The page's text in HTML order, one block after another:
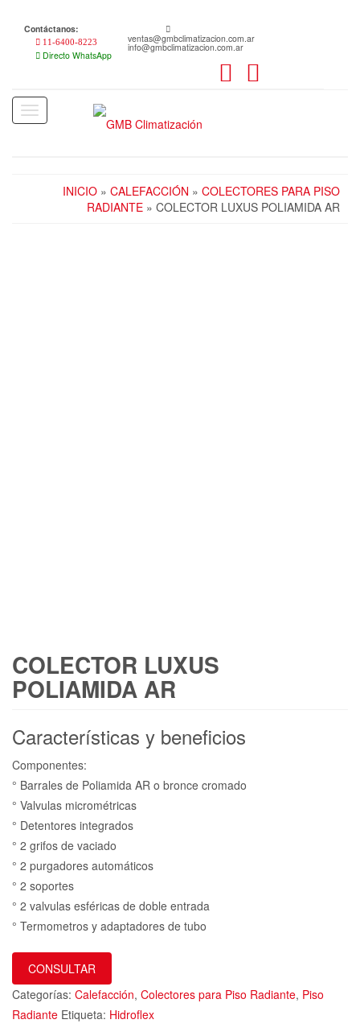
content
Contáctanos:
11-6400-8223
Directo WhatsApp
ventas@gmbclimatizacion.com.ar
info@gmbclimatizacion.com.ar
Toggle
navigation
INICIO » CALEFACCIÓN » COLECTORES PARA PISO
RADIANTE » COLECTOR LUXUS POLIAMIDA AR
COLECTOR LUXUS
POLIAMIDA AR
Características y beneficios
Componentes:
° Barrales de Poliamida AR o bronce cromado
° Valvulas micrométricas
° Detentores integrados
° 2 grifos de vaciado
° 2 purgadores automáticos
° 2 soportes
° 2 valvulas esféricas de doble entrada
° Termometros y adaptadores de tubo
CONSULTAR
Categorías: Calefacción, Colectores para Piso Radiante, Piso
Radiante Etiqueta: Hidroflex